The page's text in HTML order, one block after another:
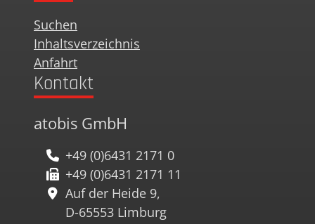
Suchen
Inhaltsverzeichnis
Anfahrt
Kontakt
atobis GmbH
+49 (0)6431 2171 0
+49 (0)6431 2171 11
Auf der Heide 9,
D-65553 Limburg